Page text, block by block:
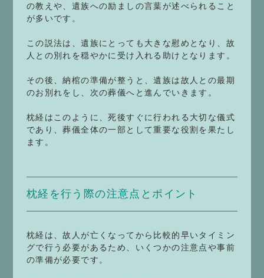
の教えや、遺族への励ましの言葉が述べられること
が多いです。
この説法は、遺族にとっても大きな慰めとなり、故
人との別れを穏やかに受け入れる助けとなります。
その後、納棺の準備が整うと、遺族は故人との最期
のお別れをし、次の葬儀へと進んでいきます。
枕経はこのように、死後すぐに行われる大切な儀式
であり、葬儀全体の一部として重要な役割を果たし
ます。
枕経を行う際の注意点とポイント
枕経は、故人が亡くなってから比較的早いタイミン
グで行う必要があるため、いくつかの注意点や事前
の準備が必要です。